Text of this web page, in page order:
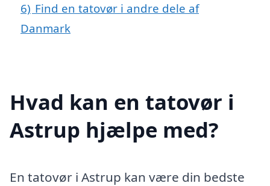
6) Find en tatovør i andre dele af
Danmark
Hvad kan en tatovør i
Astrup hjælpe med?
En tatovør i Astrup kan være din bedste